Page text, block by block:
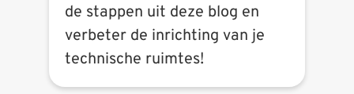
de stappen uit deze blog en
verbeter de inrichting van je
technische ruimtes!